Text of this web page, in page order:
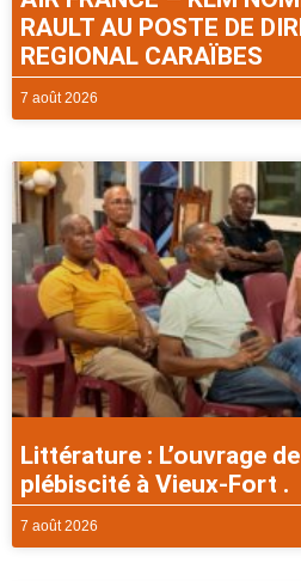
RAULT AU POSTE DE
REGIONAL CARAÏBES
7 août 2026
Littérature : L’ouvrage
plébiscité à Vieux-Fort .
7 août 2026